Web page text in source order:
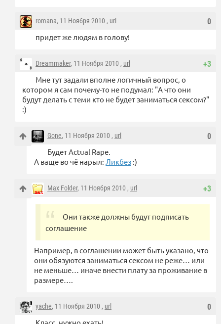
0
romana, 11 Ноября 2010 , url
придет же людям в голову!
+3
Dreammaker, 11 Ноября 2010 , url
Мне тут задали вполне логичный вопрос, о
котором я сам почему-то не подумал: "А что они
будут делать с теми кто не будет заниматься сексом?"
:)
0
Gone, 11 Ноября 2010 , url
Будет Actual Rape.
А ваще во чё нарыл: Ликбез :)
+3
Max Folder, 11 Ноября 2010 , url
Они также должны будут подписать
соглашение
Например, в соглашении может быть указано, что
они обязуются заниматься сексом не реже… или
не меньше… иначе внести плату за проживание в
размере….
0
yache, 11 Ноября 2010 , url